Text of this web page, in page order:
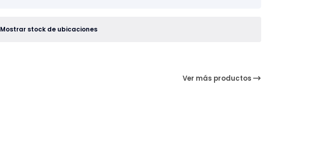
Mostrar stock de ubicaciones
Ver más productos